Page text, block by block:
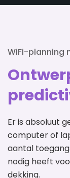
WiFi-planning
Er is absoluut
computer of
aantal
nodig heeft
dekking.